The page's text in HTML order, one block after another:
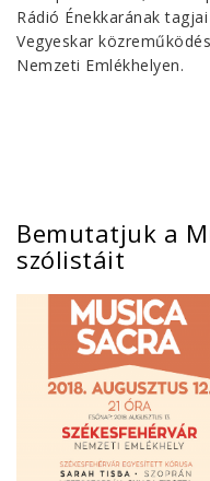
Rádió Énekkarának
Vegyeskar
Nemzeti Emlékhelyen.
Bemutatjuk a
szólistáit